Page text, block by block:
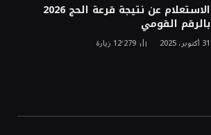
الاستعلام عن نتيجة قرعة الحج 2026
بالرقم القومي
31 أكتوبر، 2025 12٬279 زيارة